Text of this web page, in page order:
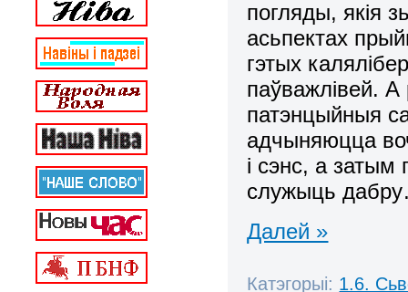
погляды, якія
асьпектах
гэтых
паўважлівей.
патэнцыйныя
адчыняюцца
і сэнс, а
служыць
Далей »
Катэгорыі: 1.6.